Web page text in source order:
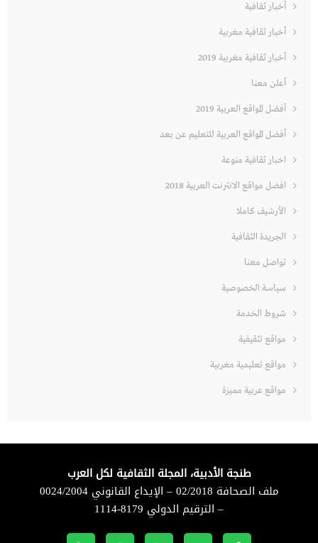
أخبار ثقافية
أخبار ثقافية مغربية
أخبار ثقافية مغربية 2019
أعلن معنا
أفضل المواقع العربية 2019
أفضل المواقع العربية للتعليم عن بعد
اخبار ثقافية منوعة
افضل مواقع الانترنت العربية 2018
الأرشيف كاملا
الجريدة الثقافية
تواصل معنا
سياسة الخصوصية
شروط الخدمة
مواقع تثقيفية
مواقع تعليمية مغربية
مواقع عربية مميزة
طنجة الأدبية، المجلة الثقافية لكل العرب
ملف الصحافة 02/2018 – الإيداع القانوني 0024/2004
– الترقيم الدولي 8179-1114